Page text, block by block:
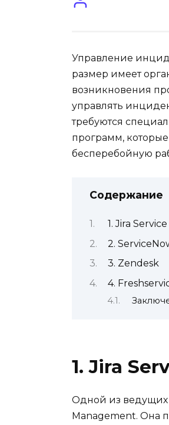
Управление
размер имеет
возникновения
управлять
требуются
программ,
бесперебойную
Содержание
1. Jira
2.
3. Zendesk
4.
1. Jira
Одной из ведущих
Management. Она